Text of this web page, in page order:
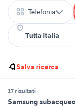
Telefonia
Salva ricerca
17 risultati
Samsung